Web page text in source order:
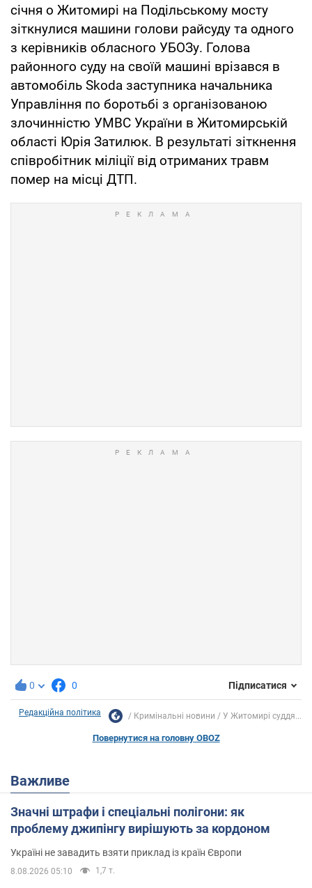
січня о Житомирі на Подільському мосту
зіткнулися машини голови райсуду та одного
з керівників обласного УБОЗу. Голова
районного суду на своїй машині врізався в
автомобіль Skoda заступника начальника
Управління по боротьбі з організованою
злочинністю УМВС України в Житомирській
області Юрія Затилюк. В результаті зіткнення
співробітник міліції від отриманих травм
помер на місці ДТП.
0 0 Підписатися
Редакційна політика Кримінальні новини У Житомирі суддя...
Повернутися на головну OBOZ
Важливе
Значні штрафи і спеціальні полігони: як
проблему джипінгу вирішують за кордоном
Україні не завадить взяти приклад із країн Європи
8.08.2026 05:10 1,7 т.